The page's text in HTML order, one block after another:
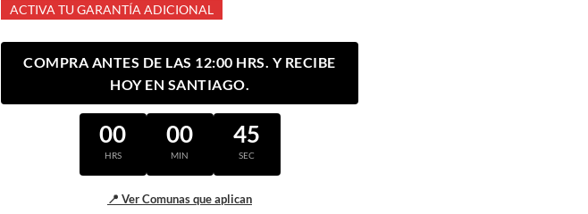
ACTIVA TU GARANTÍA ADICIONAL
COMPRA ANTES DE LAS 12:00 HRS. Y RECIBE
HOY EN SANTIAGO.
00
HRS
00
MIN
45
SEC
📍 Ver Comunas que aplican